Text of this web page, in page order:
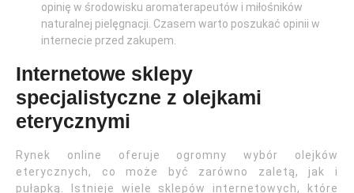
opinię w środowisku aromaterapeutów i miłośników
naturalnej pielęgnacji. Czasem warto poszukać opinii w
internecie przed zakupem.
Internetowe sklepy
specjalistyczne z olejkami
eterycznymi
Rynek online oferuje ogromny wybór olejków
eterycznych, co może być zarówno zaletą, jak i
pułapką. Istnieje wiele sklepów internetowych, które